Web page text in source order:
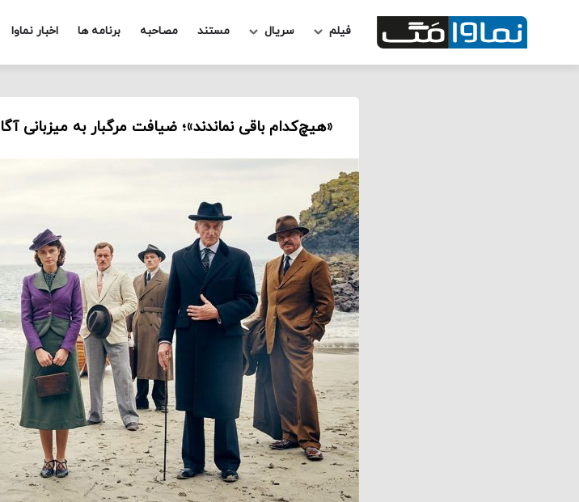
فیلم سریال مستند مصاحبه برنامه ها اخبار نماوا
«هیچ‌کدام باقی نماندند»؛ ضیافت مرگبار به میزبانی